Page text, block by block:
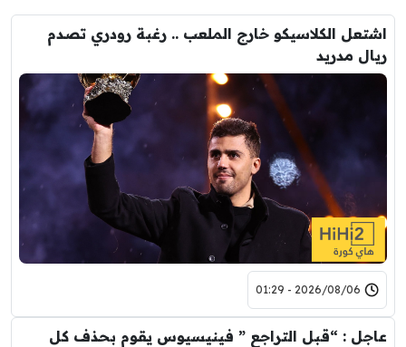
اشتعل الكلاسيكو خارج الملعب .. رغبة رودري تصدم
ريال مدريد
2026/08/06 - 01:29
عاجل : “قبل التراجع ” فينيسيوس يقوم بحذف كل